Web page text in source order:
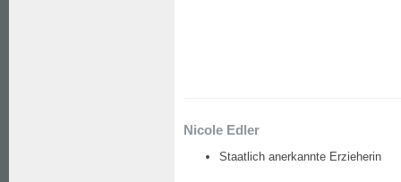
Nicole Edler
Staatlich anerkannte Erzieherin